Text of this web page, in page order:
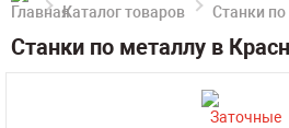
Каталог товаров Станки
Станки по металлу в